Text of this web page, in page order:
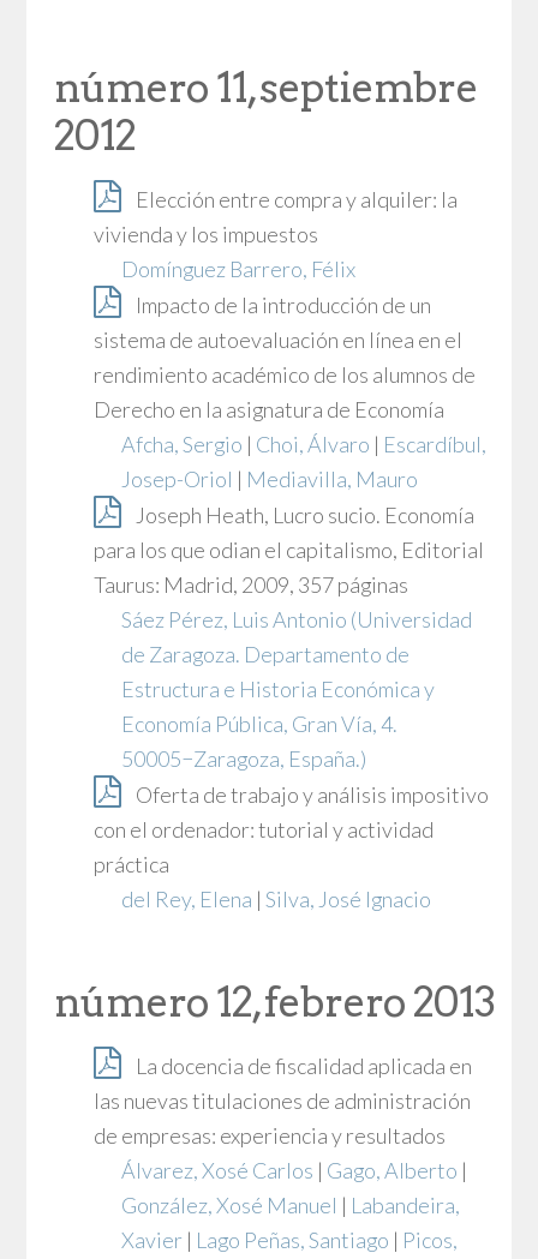
número 11, septiembre
2012
Elección entre compra y alquiler: la
vivienda y los impuestos
Domínguez Barrero, Félix
Impacto de la introducción de un
sistema de autoevaluación en línea en el
rendimiento académico de los alumnos de
Derecho en la asignatura de Economía
Afcha, Sergio | Choi, Álvaro | Escardíbul,
Josep-Oriol | Mediavilla, Mauro
Joseph Heath, Lucro sucio. Economía
para los que odian el capitalismo, Editorial
Taurus: Madrid, 2009, 357 páginas
Sáez Pérez, Luis Antonio (Universidad
de Zaragoza. Departamento de
Estructura e Historia Económica y
Economía Pública, Gran Vía, 4.
50005−Zaragoza, España.)
Oferta de trabajo y análisis impositivo
con el ordenador: tutorial y actividad
práctica
del Rey, Elena | Silva, José Ignacio
número 12, febrero 2013
La docencia de fiscalidad aplicada en
las nuevas titulaciones de administración
de empresas: experiencia y resultados
Álvarez, Xosé Carlos | Gago, Alberto |
González, Xosé Manuel | Labandeira,
Xavier | Lago Peñas, Santiago | Picos,